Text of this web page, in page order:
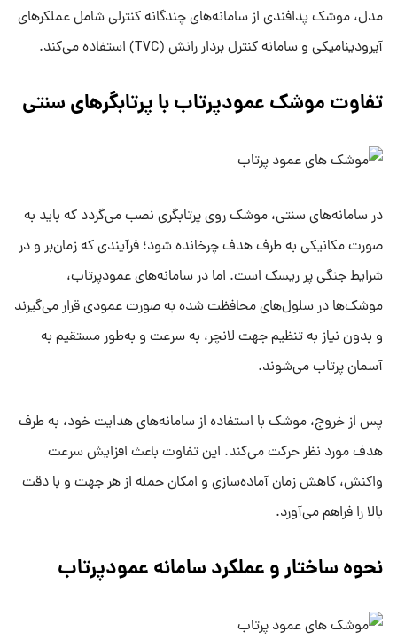
مدل، موشک پدافندی از سامانه‌های چندگانه کنترلی شامل عملکرهای
آیرودینامیکی و سامانه کنترل بردار رانش (TVC) استفاده می‌کند.
تفاوت موشک عمودپرتاب با پرتابگرهای سنتی
در سامانه‌های سنتی، موشک روی پرتابگری نصب می‌گردد که باید به
صورت مکانیکی به طرف هدف چرخانده شود؛ فرآیندی که زمان‌بر و در
شرایط جنگی پر ریسک است. اما در سامانه‌های عمودپرتاب،
موشک‌ها در سلول‌های محافظت شده به صورت عمودی قرار می‌گیرند
و بدون نیاز به تنظیم جهت لانچر، به سرعت و به‌طور مستقیم به
آسمان پرتاب می‌شوند.
پس از خروج، موشک با استفاده از سامانه‌های هدایت خود، به طرف
هدف مورد نظر حرکت می‌کند. این تفاوت باعث افزایش سرعت
واکنش، کاهش زمان آماده‌سازی و امکان حمله از هر جهت و با دقت
بالا را فراهم می‌آورد.
نحوه ساختار و عملکرد سامانه عمودپرتاب